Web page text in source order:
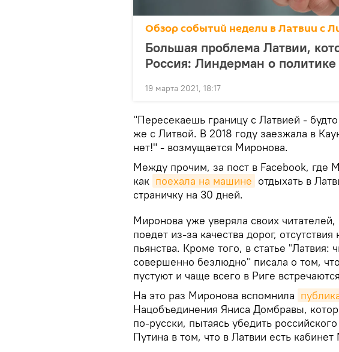
Обзор событий недели в Латвии с
Большая проблема Латвии,
Россия: Линдерман о
19 марта 2021, 18:17
"Пересекаешь границу с Латвией -
же с Литвой. В 2018 году заезжала в
нет!" - возмущается Миронова.
Между прочим, за пост в Facebook, где
как поехала на машине отдыхать в
страничку на 30 дней.
Миронова уже уверяла своих
поедет из-за качества дорог,
пьянства. Кроме того, в статье "Латвия:
совершенно безлюдно" писала о том,
пустуют и чаще всего в Риге
На это раз Миронова вспомнила
Нацобъединения Яниса Домбравы,
по-русски, пытаясь убедить
Путина в том, что в Латвии есть кабинет